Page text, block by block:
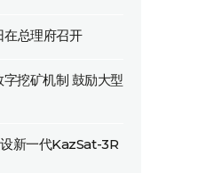
在总理府召开
挖矿机制 鼓励大型
新一代KazSat-3R